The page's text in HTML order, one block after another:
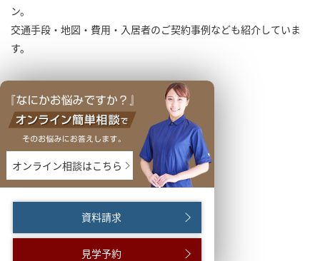
ン。
交通手段・地図・費用・入居者のご契約事例なども紹介していま
す。
オンライン相談はこちら
資料請求
見学予約